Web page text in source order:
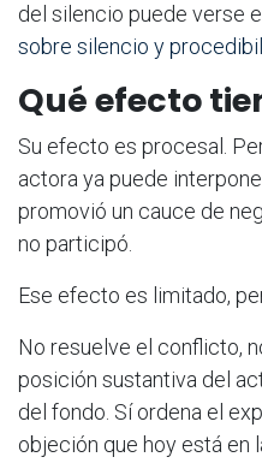
del silencio puede verse
sobre silencio y
Qué efecto
Su efecto es procesal.
actora ya puede
promovió un cauce de
no participó.
Ese efecto es limitado,
No resuelve el conflicto,
posición sustantiva del
del fondo. Sí ordena el
objeción que hoy está en